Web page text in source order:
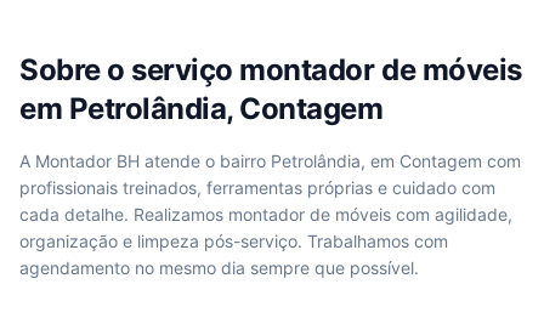
Sobre o serviço montador de móveis
em Petrolândia, Contagem
A Montador BH atende o bairro Petrolândia, em Contagem com
profissionais treinados, ferramentas próprias e cuidado com
cada detalhe. Realizamos montador de móveis com agilidade,
organização e limpeza pós-serviço. Trabalhamos com
agendamento no mesmo dia sempre que possível.